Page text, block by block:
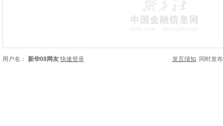
用户名： 新华08网友 快速登录 发言须知 同时发